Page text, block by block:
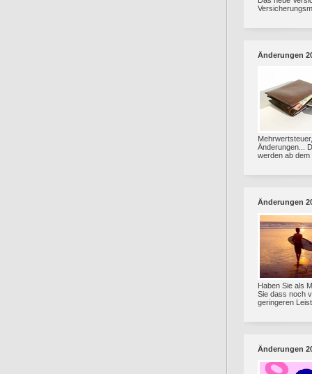
Änderungen
Änderungen...
werden ab
Änderungen
Haben Sie als
Sie dass noch
geringeren
Änderungen